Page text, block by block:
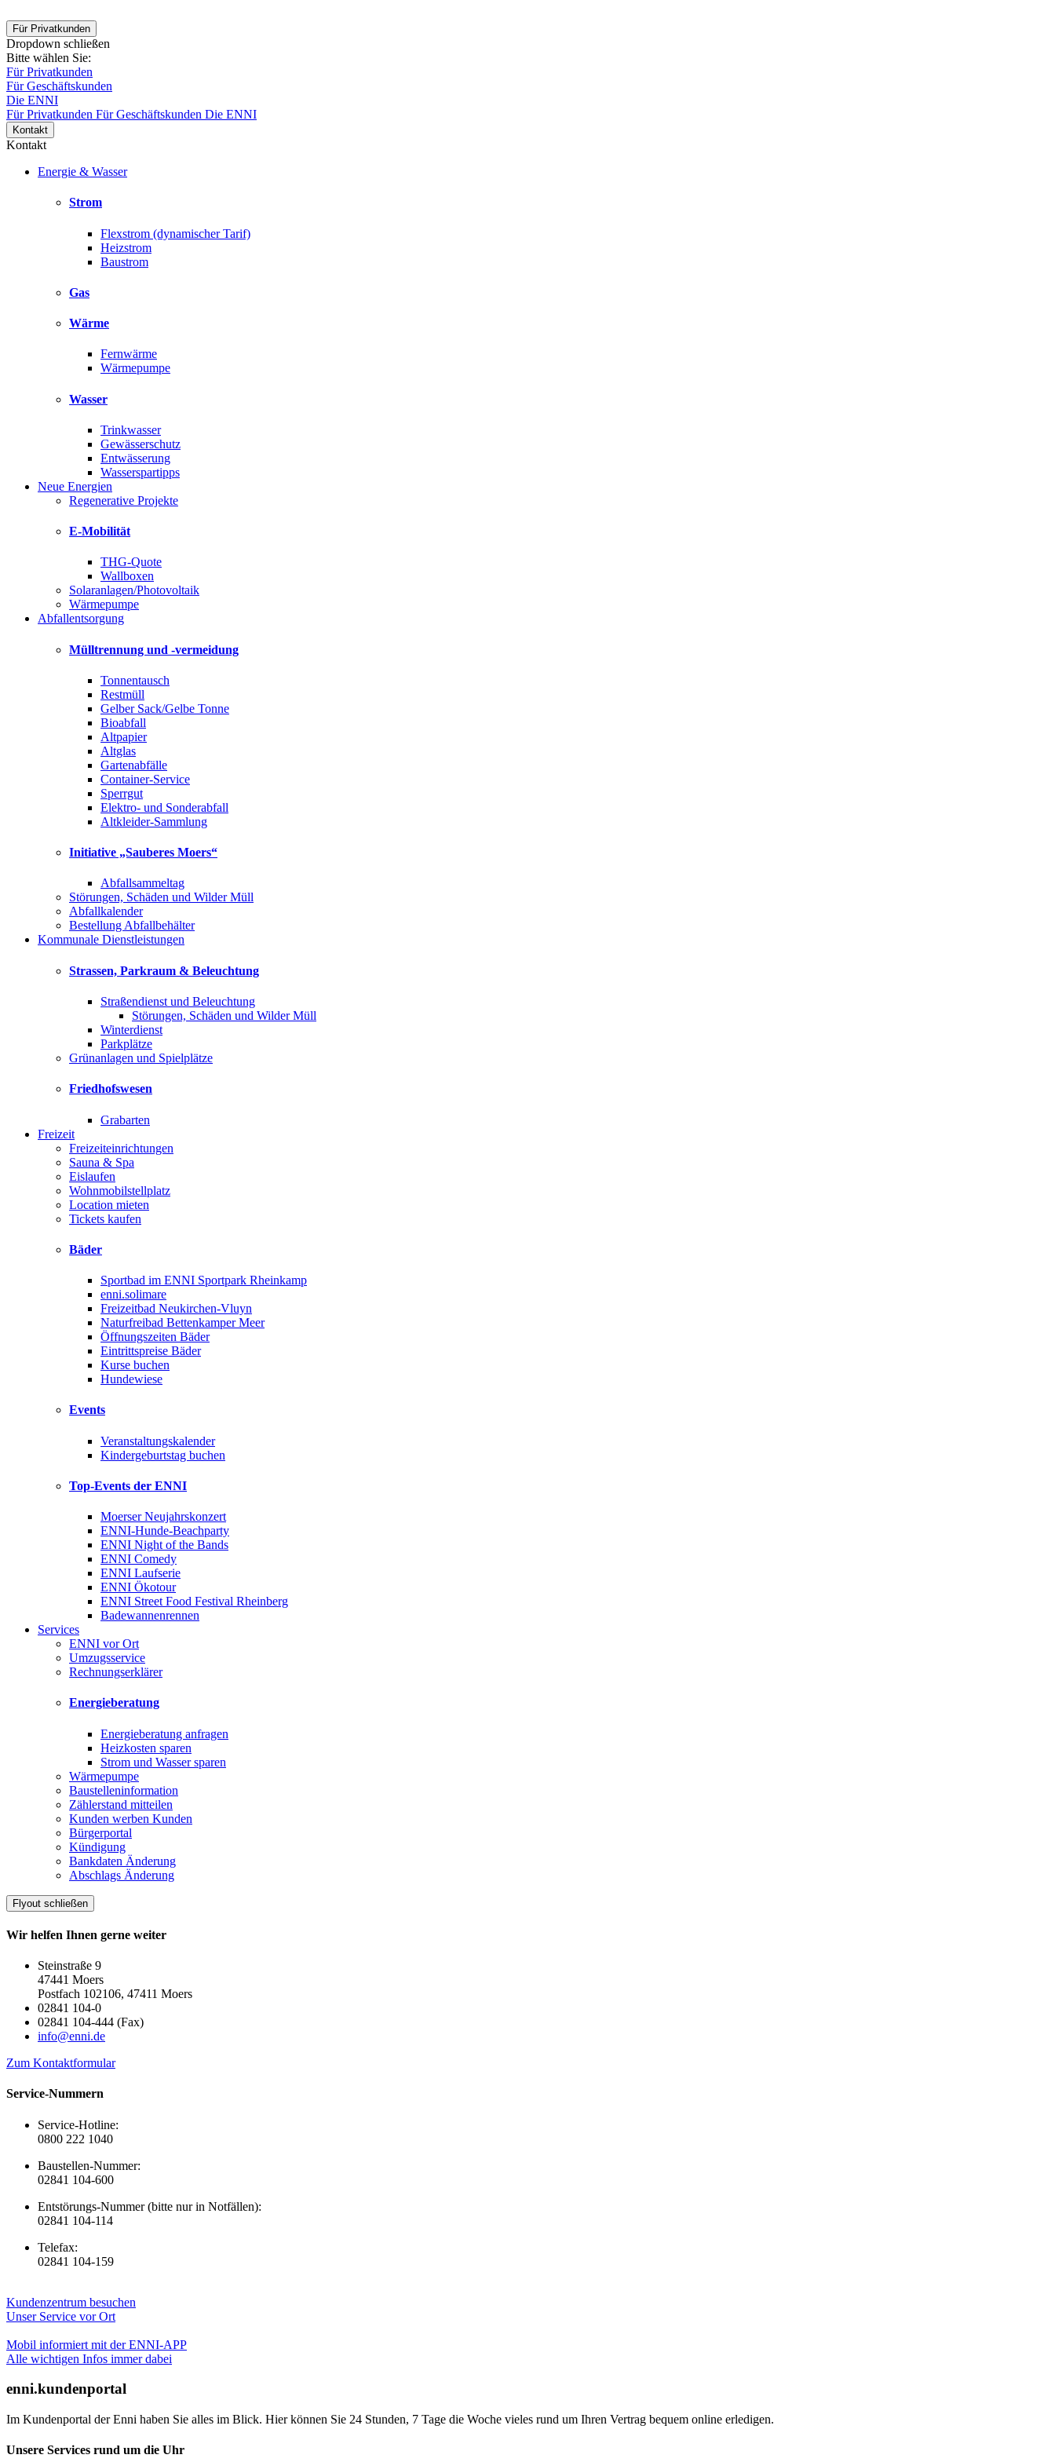
Für Privatkunden
Dropdown schließen
Bitte wählen Sie:
Für Privatkunden
Für Geschäftskunden
Die ENNI
Für Privatkunden Für Geschäftskunden Die ENNI
Kontakt
Kontakt
Energie & Wasser
Strom
Flexstrom (dynamischer Tarif)
Heizstrom
Baustrom
Gas
Wärme
Fernwärme
Wärmepumpe
Wasser
Trinkwasser
Gewässerschutz
Entwässerung
Wasserspartipps
Neue Energien
Regenerative Projekte
E-Mobilität
THG-Quote
Wallboxen
Solaranlagen/Photovoltaik
Wärmepumpe
Abfallentsorgung
Mülltrennung und -vermeidung
Tonnentausch
Restmüll
Gelber Sack/Gelbe Tonne
Bioabfall
Altpapier
Altglas
Gartenabfälle
Container-Service
Sperrgut
Elektro- und Sonderabfall
Altkleider-Sammlung
Initiative „Sauberes Moers“
Abfallsammeltag
Störungen, Schäden und Wilder Müll
Abfallkalender
Bestellung Abfallbehälter
Kommunale Dienstleistungen
Strassen, Parkraum & Beleuchtung
Straßendienst und Beleuchtung
Störungen, Schäden und Wilder Müll
Winterdienst
Parkplätze
Grünanlagen und Spielplätze
Friedhofswesen
Grabarten
Freizeit
Freizeiteinrichtungen
Sauna & Spa
Eislaufen
Wohnmobilstellplatz
Location mieten
Tickets kaufen
Bäder
Sportbad im ENNI Sportpark Rheinkamp
enni.solimare
Freizeitbad Neukirchen-Vluyn
Naturfreibad Bettenkamper Meer
Öffnungszeiten Bäder
Eintrittspreise Bäder
Kurse buchen
Hundewiese
Events
Veranstaltungskalender
Kindergeburtstag buchen
Top-Events der ENNI
Moerser Neujahrskonzert
ENNI-Hunde-Beachparty
ENNI Night of the Bands
ENNI Comedy
ENNI Laufserie
ENNI Ökotour
ENNI Street Food Festival Rheinberg
Badewannenrennen
Services
ENNI vor Ort
Umzugsservice
Rechnungserklärer
Energieberatung
Energieberatung anfragen
Heizkosten sparen
Strom und Wasser sparen
Wärmepumpe
Baustelleninformation
Zählerstand mitteilen
Kunden werben Kunden
Bürgerportal
Kündigung
Bankdaten Änderung
Abschlags Änderung
Flyout schließen
Wir helfen Ihnen gerne weiter
Steinstraße 9
47441 Moers
Postfach 102106, 47411 Moers
02841 104-0
02841 104-444 (Fax)
info@enni.de
Zum Kontaktformular
Service-Nummern
Service-Hotline:
0800 222 1040
Baustellen-Nummer:
02841 104-600
Entstörungs-Nummer (bitte nur in Notfällen):
02841 104-114
Telefax:
02841 104-159
Kundenzentrum besuchen
Unser Service vor Ort
Mobil informiert mit der ENNI-APP
Alle wichtigen Infos immer dabei
enni.kundenportal
Im Kundenportal der Enni haben Sie alles im Blick. Hier können Sie 24 Stunden, 7 Tage die Woche vieles rund um Ihren Vertrag bequem online erledigen.
Unsere Services rund um die Uhr